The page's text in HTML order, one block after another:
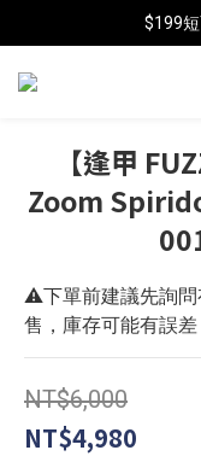
📦
$199
📦
【逢甲
Zoom
⚠️下單前建議先詢問
售，庫存可能有誤
NT$6,000
NT$4,980